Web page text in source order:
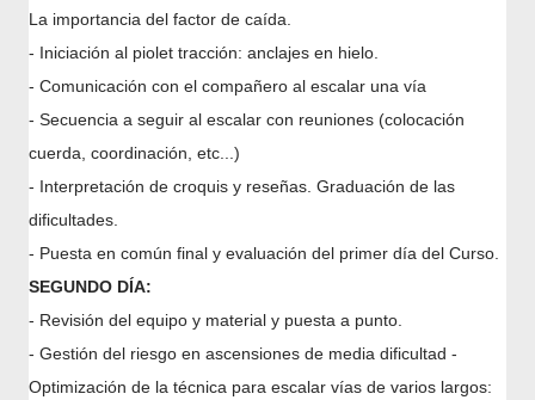
La importancia del factor de caída.
- Iniciación al piolet tracción: anclajes en hielo.
- Comunicación con el compañero al escalar una vía
- Secuencia a seguir al escalar con reuniones (colocación
cuerda, coordinación, etc...)
- Interpretación de croquis y reseñas. Graduación de las
dificultades.
- Puesta en común final y evaluación del primer día del Curso.
SEGUNDO DÍA:
- Revisión del equipo y material y puesta a punto.
- Gestión del riesgo en ascensiones de media dificultad -
Optimización de la técnica para escalar vías de varios largos: